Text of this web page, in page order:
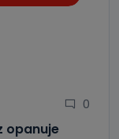
0
opanuje